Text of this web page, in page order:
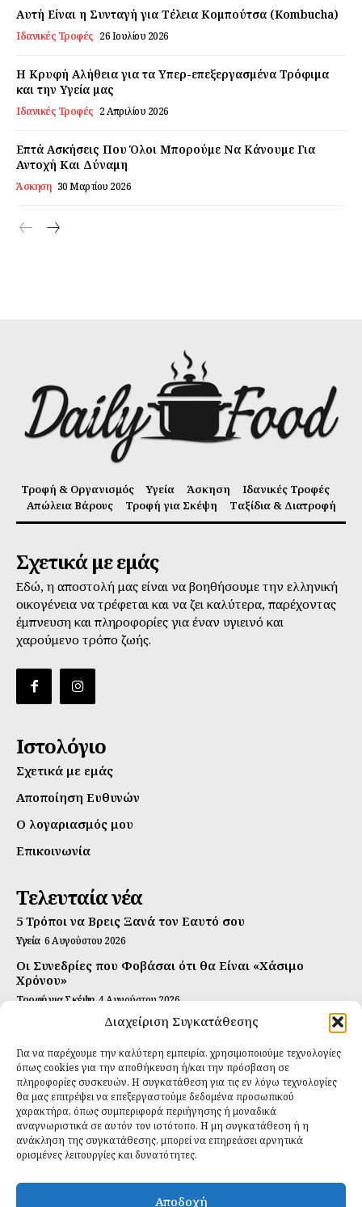
Διαχείριση Συγκατάθεσης
Για να παρέχουμε την καλύτερη εμπειρία, χρησιμοποιούμε τεχνολογίες
όπως cookies για την αποθήκευση ή/και την πρόσβαση σε
πληροφορίες συσκευών. Η συγκατάθεση για τις εν λόγω τεχνολογίες
θα μας επιτρέψει να επεξεργαστούμε δεδομένα προσωπικού
χαρακτήρα, όπως συμπεριφορά περιήγησης ή μοναδικά
αναγνωριστικά σε αυτόν τον ιστότοπο. Η μη συγκατάθεση ή η
ανάκληση της συγκατάθεσης, μπορεί να επηρεάσει αρνητικά
ορισμένες λειτουργίες και δυνατότητες.
Αποδοχή
Αυτή Είναι η Συνταγή για Τέλεια Κομπούτσα (Kombucha)
Ιδανικές Τροφές 26 Ιουλίου 2026
Η Κρυφή Αλήθεια για τα Υπερ-επεξεργασμένα Τρόφιμα
και την Υγεία μας
Ιδανικές Τροφές 2 Απριλίου 2026
Επτά Ασκήσεις Που Όλοι Μπορούμε Να Κάνουμε Για
Αντοχή Και Δύναμη
Άσκηση 30 Μαρτίου 2026
Τροφή & Οργανισμός Υγεία Άσκηση
Ιδανικές Τροφές
Απώλεια Βάρους
Τροφή για Σκέψη Ταξίδια & Διατροφή
Σχετικά με εμάς
Εδώ, η αποστολή μας είναι να βοηθήσουμε την ελληνική
οικογένεια να τρέφεται και να ζει καλύτερα, παρέχοντας
έμπνευση και πληροφορίες για έναν υγιεινό και
χαρούμενο τρόπο ζωής.
Ιστολόγιο
Σχετικά με εμάς
Αποποίηση Ευθυνών
Ο λογαριασμός μου
Επικοινωνία
Τελευταία νέα
5 Τρόποι να Βρεις Ξανά τον Εαυτό σου
Υγεία 6 Αυγούστου 2026
Οι Συνεδρίες που Φοβάσαι ότι θα Είναι «Χάσιμο
Χρόνου»
Τροφή για Σκέψη 4 Αυγούστου 2026
Αυτή Είναι η Συνταγή για Τέλεια Κομπούτσα
Ιδανικές Τροφές 26 Ιουλίου 2026
Εγγραφείτε
ΕΓΓΡΑΦΉ